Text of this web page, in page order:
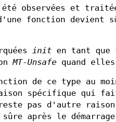
observées et
fonction devient
initen tant que
MT-Unsafequand elles
de ce type au
spécifique qui
pas d'autre
sûre après le